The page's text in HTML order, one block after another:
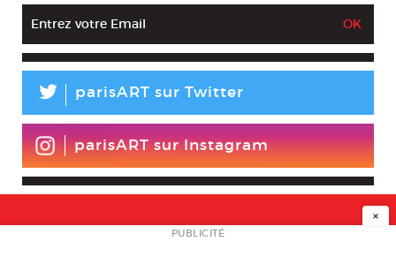
L parisART sur Twitter
parisART sur Instagram
NEWSLETTER
×
PUBLICITÉ